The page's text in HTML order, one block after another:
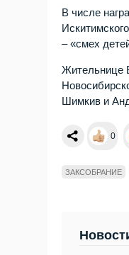
В числе
– «смех
Жительнице
Шимкив и
0
ЗАКСОБРАНИЕ